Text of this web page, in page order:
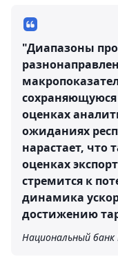
"Диапазоны
сохраняющуюся
оценках
ожиданиях
нарастает, что
оценках
стремится к
динамика
достижению
Национальный банк